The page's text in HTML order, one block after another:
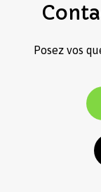
Posez vos